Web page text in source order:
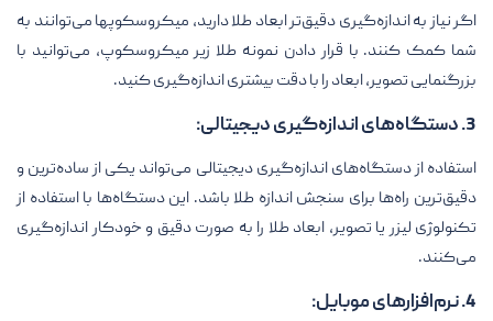
اگر نیاز به اندازه‌گیری دقیق‌تر ابعاد طلا دارید، میکروسکوپها می‌توانند به
شما کمک کنند. با قرار دادن نمونه طلا زیر میکروسکوپ، می‌توانید با
بزرگنمایی تصویر، ابعاد را با دقت بیشتری اندازه‌گیری کنید.
3. دستگاه‌های اندازه‌گیری دیجیتالی:
استفاده از دستگاه‌های اندازه‌گیری دیجیتالی می‌تواند یکی از ساده‌ترین و
دقیق‌ترین راه‌ها برای سنجش اندازه طلا باشد. این دستگاه‌ها با استفاده از
تکنولوژی لیزر یا تصویر، ابعاد طلا را به صورت دقیق و خودکار اندازه‌گیری
می‌کنند.
4. نرم‌افزارهای موبایل: